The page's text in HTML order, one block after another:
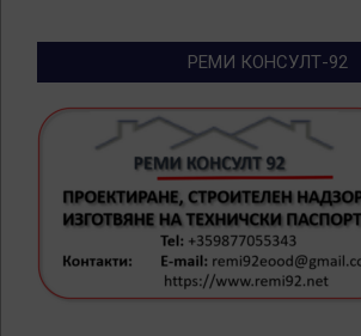
РЕМИ КОНСУЛТ-92